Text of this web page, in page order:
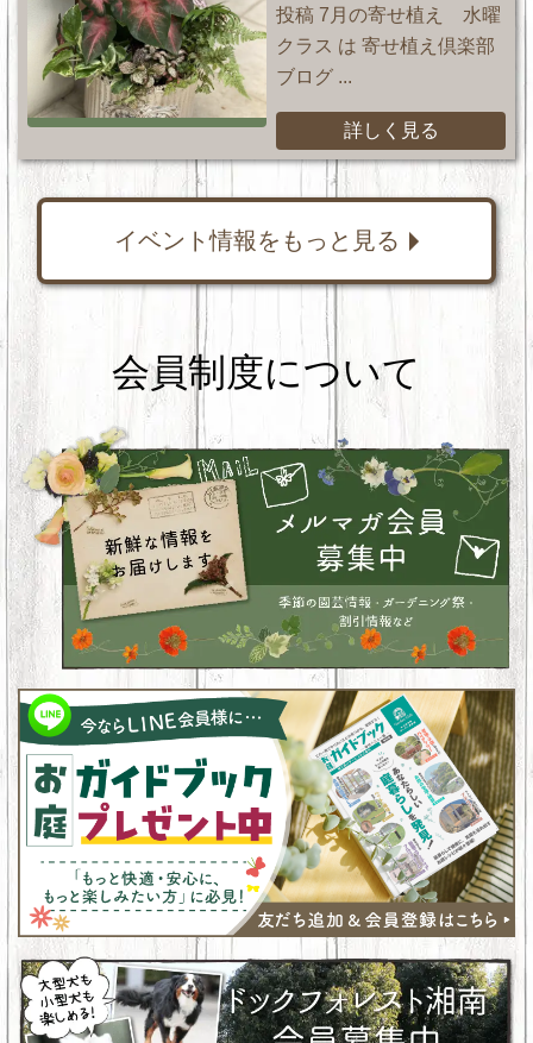
投稿 7月の寄せ植え 水曜
クラス は 寄せ植え倶楽部
ブログ ...
詳しく見る
イベント情報をもっと見る
会員制度について